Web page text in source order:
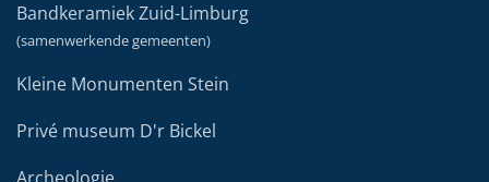
Bandkeramiek Zuid-Limburg
(samenwerkende gemeenten)
Kleine Monumenten Stein
Privé museum D'r Bickel